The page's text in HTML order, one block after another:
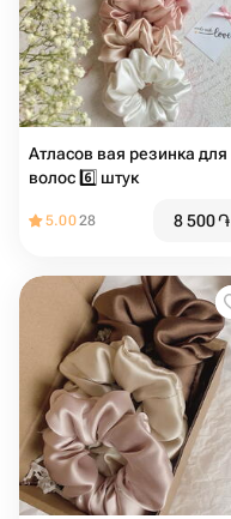
Атласов вая резинка для
волос 6️⃣ штук
5.0028 8 500֏